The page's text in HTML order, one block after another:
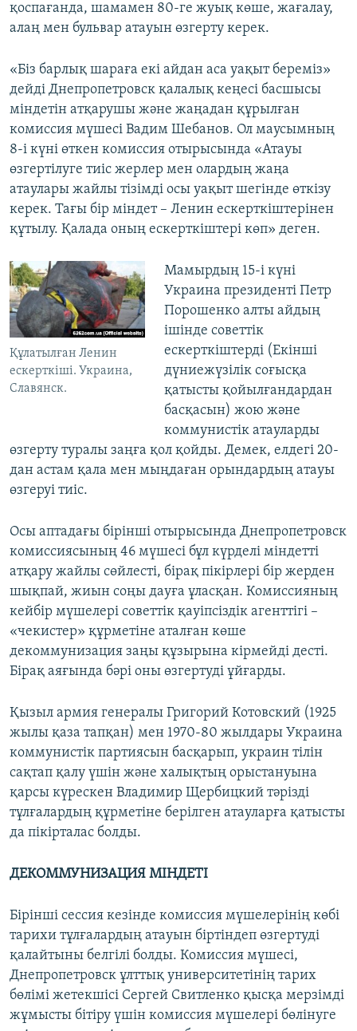
қоспағанда, шамамен 80-ге жуық көше, жағалау,
алаң мен бульвар атауын өзгерту керек.
«Біз барлық шараға екі айдан аса уақыт береміз»
дейді Днепропетровск қалалық кеңесі басшысы
міндетін атқарушы және жаңадан құрылған
комиссия мүшесі Вадим Шебанов. Ол маусымның
8-і күні өткен комиссия отырысында «Атауы
өзгертілуге тиіс жерлер мен олардың жаңа
атаулары жайлы тізімді осы уақыт шегінде өткізу
керек. Тағы бір міндет – Ленин ескерткіштерінен
құтылу. Қалада оның ескерткіштері көп» деген.
Құлатылған Ленин
ескерткіші. Украина,
Славянск.
Мамырдың 15-і күні
Украина президенті Петр
Порошенко алты айдың
ішінде советтік
ескерткіштерді (Екінші
дүниежүзілік соғысқа
қатысты қойылғандардан
басқасын) жою және
коммунистік атауларды
өзгерту туралы заңға қол қойды. Демек, елдегі 20-
дан астам қала мен мыңдаған орындардың атауы
өзгеруі тиіс.
Осы аптадағы бірінші отырысында Днепропетровск
комиссиясының 46 мүшесі бұл күрделі міндетті
атқару жайлы сөйлесті, бірақ пікірлері бір жерден
шықпай, жиын соңы дауға ұласқан. Комиссияның
кейбір мүшелері советтік қауіпсіздік агенттігі –
«чекистер» құрметіне аталған көше
декоммунизация заңы құзырына кірмейді десті.
Бірақ аяғында бәрі оны өзгертуді ұйғарды.
Қызыл армия генералы Григорий Котовский (1925
жылы қаза тапқан) мен 1970-80 жылдары Украина
коммунистік партиясын басқарып, украин тілін
сақтап қалу үшін және халықтың орыстануына
қарсы күрескен Владимир Щербицкий тәрізді
тұлғалардың құрметіне берілген атауларға қатысты
да пікірталас болды.
ДЕКОММУНИЗАЦИЯ МІНДЕТІ
Бірінші сессия кезінде комиссия мүшелерінің көбі
тарихи тұлғалардың атауын біртіндеп өзгертуді
қалайтыны белгілі болды. Комиссия мүшесі,
Днепропетровск ұлттық университетінің тарих
бөлімі жетекшісі Сергей Свитленко қысқа мерзімді
жұмысты бітіру үшін комиссия мүшелері бөлінуге